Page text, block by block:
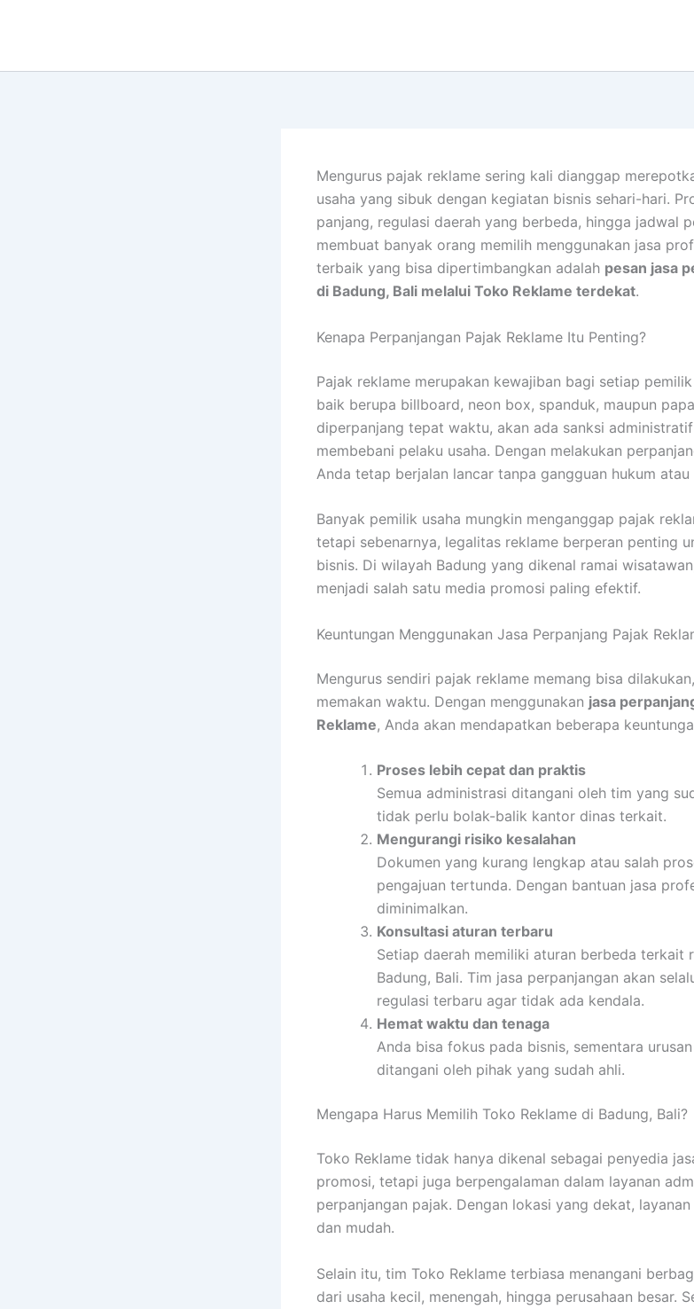
Mengurus pajak reklame sering kali dianggap
usaha yang sibuk dengan kegiatan bisnis sehari-hari.
panjang, regulasi daerah yang berbeda, hingga jadwal
membuat banyak orang memilih menggunakan jasa
terbaik yang bisa dipertimbangkan adalah pesan jasa
di Badung, Bali melalui Toko Reklame terdekat.
Kenapa Perpanjangan Pajak Reklame Itu Penting?
Pajak reklame merupakan kewajiban bagi setiap
baik berupa billboard, neon box, spanduk, maupun
diperpanjang tepat waktu, akan ada sanksi
membebani pelaku usaha. Dengan melakukan
Anda tetap berjalan lancar tanpa gangguan hukum atau
Banyak pemilik usaha mungkin menganggap pajak
tetapi sebenarnya, legalitas reklame berperan penting
bisnis. Di wilayah Badung yang dikenal ramai
menjadi salah satu media promosi paling efektif.
Keuntungan Menggunakan Jasa Perpanjang Pajak
Mengurus sendiri pajak reklame memang bisa
memakan waktu. Dengan menggunakan jasa
Reklame, Anda akan mendapatkan beberapa
Proses lebih cepat dan praktis
Semua administrasi ditangani oleh tim yang
tidak perlu bolak-balik kantor dinas terkait.
Mengurangi risiko kesalahan
Dokumen yang kurang lengkap atau salah
pengajuan tertunda. Dengan bantuan jasa
diminimalkan.
Konsultasi aturan terbaru
Setiap daerah memiliki aturan berbeda terkait
Badung, Bali. Tim jasa perpanjangan akan
regulasi terbaru agar tidak ada kendala.
Hemat waktu dan tenaga
Anda bisa fokus pada bisnis, sementara
ditangani oleh pihak yang sudah ahli.
Mengapa Harus Memilih Toko Reklame di Badung, Bali?
Toko Reklame tidak hanya dikenal sebagai penyedia
promosi, tetapi juga berpengalaman dalam layanan
perpanjangan pajak. Dengan lokasi yang dekat,
dan mudah.
Selain itu, tim Toko Reklame terbiasa menangani
dari usaha kecil, menengah, hingga perusahaan besar.